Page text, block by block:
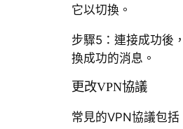
它以切換。
步驟5：連接成功後
換成功的消息。
更改VPN協議
常見的VPN協議包括